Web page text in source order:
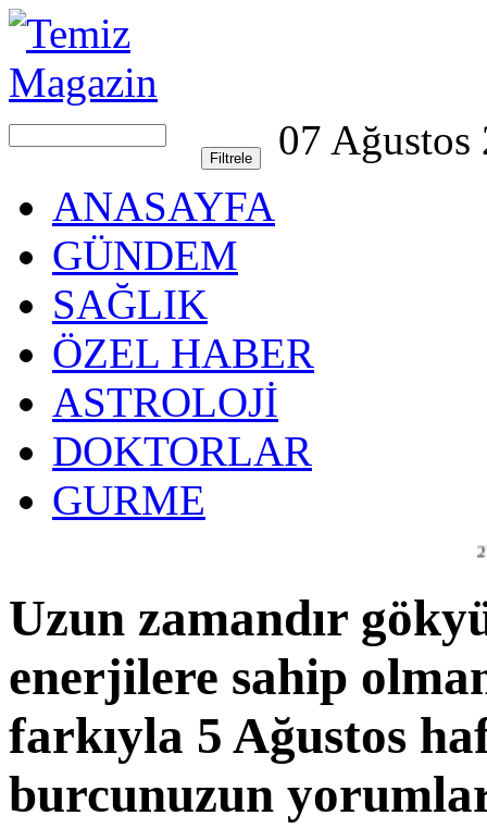
07 Ağustos
ANASAYFA
GÜNDEM
SAĞLIK
ÖZEL HABER
ASTROLOJİ
DOKTORLAR
GURME
27 yıllık
Uzun zamandır
enerjilere sahip
farkıyla 5 Ağustos
burcunuzun